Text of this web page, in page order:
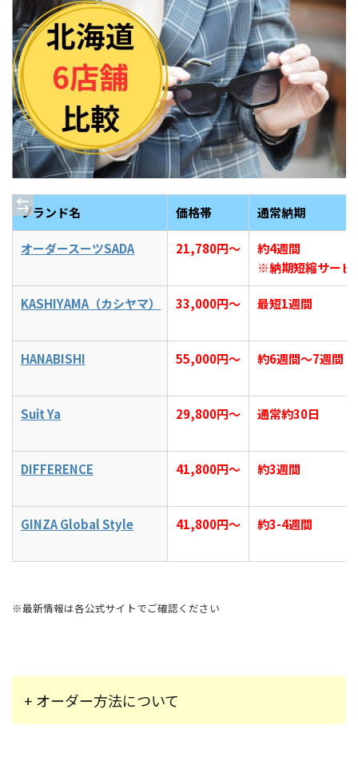
ブランド名 価格帯 通常納期
オーダースーツSADA 21,780円〜
約4週間
※納期短縮サービ
KASHIYAMA（カシヤマ） 33,000円～ 最短1週間
HANABISHI 55,000円〜 約6週間〜7週間
Suit Ya 29,800円～ 通常約30日
DIFFERENCE 41,800円～ 約3週間
GINZA Global Style 41,800円～ 約3-4週間
※最新情報は各公式サイトでご確認ください
+ オーダー方法について